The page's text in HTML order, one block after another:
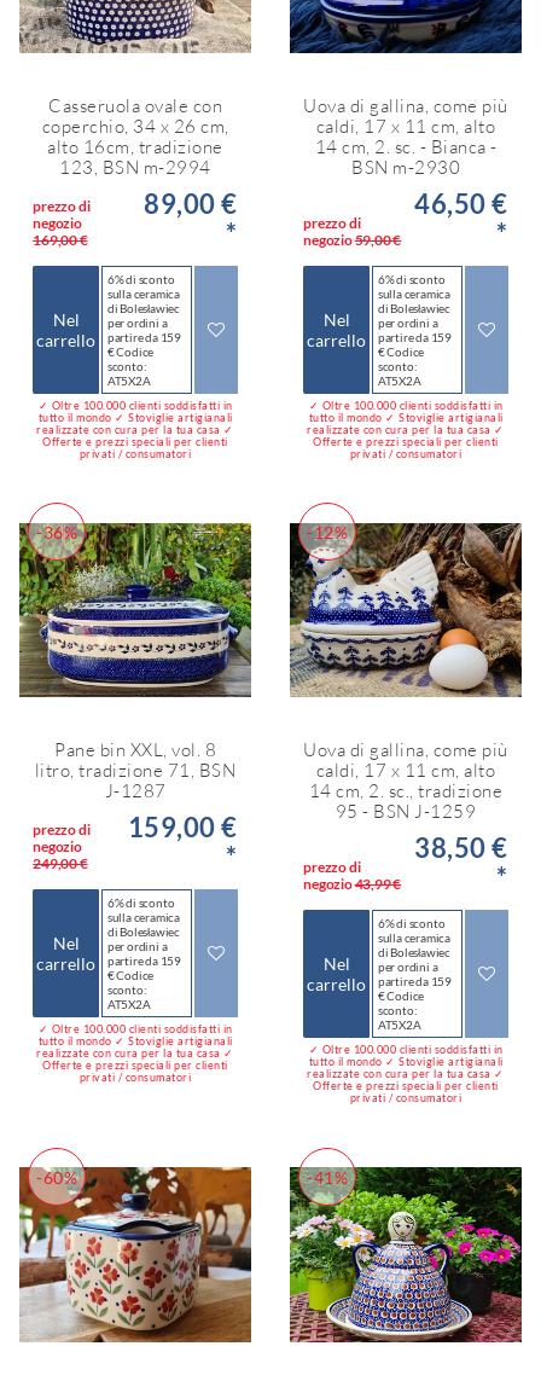
Casseruola ovale con
coperchio, 34 x 26 cm,
alto 16cm, tradizione
123, BSN m-2994
prezzo di
negozio
169,00 €
89,00 €
*
Nel
carrello
6% di sconto
sulla ceramica
di Bolesławiec
per ordini a
partire da 159
€ Codice
sconto:
AT5X2A
✓ Oltre 100.000 clienti soddisfatti in
tutto il mondo ✓ Stoviglie artigianali
realizzate con cura per la tua casa ✓
Offerte e prezzi speciali per clienti
privati / consumatori
Uova di gallina, come più
caldi, 17 x 11 cm, alto
14 cm, 2. sc. - Bianca -
BSN m-2930
prezzo di
negozio59,00 €
46,50 €
*
Nel
carrello
6% di sconto
sulla ceramica
di Bolesławiec
per ordini a
partire da 159
€ Codice
sconto:
AT5X2A
✓ Oltre 100.000 clienti soddisfatti in
tutto il mondo ✓ Stoviglie artigianali
realizzate con cura per la tua casa ✓
Offerte e prezzi speciali per clienti
privati / consumatori
-36%
Pane bin XXL, vol. 8
litro, tradizione 71, BSN
J-1287
prezzo di
negozio
249,00 €
159,00 €
*
Nel
carrello
6% di sconto
sulla ceramica
di Bolesławiec
per ordini a
partire da 159
€ Codice
sconto:
AT5X2A
✓ Oltre 100.000 clienti soddisfatti in
tutto il mondo ✓ Stoviglie artigianali
realizzate con cura per la tua casa ✓
Offerte e prezzi speciali per clienti
privati / consumatori
-12%
Uova di gallina, come più
caldi, 17 x 11 cm, alto
14 cm, 2. sc., tradizione
95 - BSN J-1259
prezzo di
negozio43,99 €
38,50 €
*
Nel
carrello
6% di sconto
sulla ceramica
di Bolesławiec
per ordini a
partire da 159
€ Codice
sconto:
AT5X2A
✓ Oltre 100.000 clienti soddisfatti in
tutto il mondo ✓ Stoviglie artigianali
realizzate con cura per la tua casa ✓
Offerte e prezzi speciali per clienti
privati / consumatori
-60% -41%